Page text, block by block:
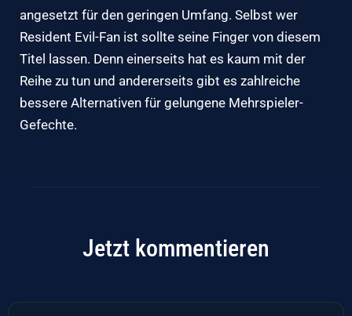
angesetzt für den geringen Umfang. Selbst wer
Resident Evil-Fan ist sollte seine Finger von diesem
Titel lassen. Denn einerseits hat es kaum mit der
Reihe zu tun und andererseits gibt es zahlreiche
bessere Alternativen für gelungene Mehrspieler-
Gefechte.
Jetzt kommentieren